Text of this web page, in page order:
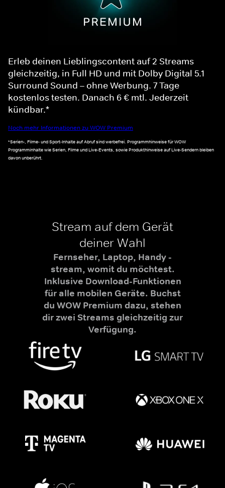
Erleb deinen Lieblingscontent auf 2 Streams
gleichzeitig, in Full HD und mit Dolby Digital 5.1
Surround Sound – ohne Werbung. 7 Tage
kostenlos testen. Danach 6 € mtl. Jederzeit
kündbar.*
Noch mehr Informationen zu WOW Premium
*Serien-, Filme- und Sport-Inhalte auf Abruf sind werbefrei. Programmhinweise für WOW
Programminhalte wie Serien, Filme und Live-Events, sowie Produkthinweise auf Live-Sendern bleiben
davon unberührt.
Stream auf dem Gerät
deiner Wahl
Fernseher, Laptop, Handy -
stream, womit du möchtest.
Inklusive Download-Funktionen
für alle mobilen Geräte. Buchst
du WOW Premium dazu, stehen
dir zwei Streams gleichzeitig zur
Verfügung.